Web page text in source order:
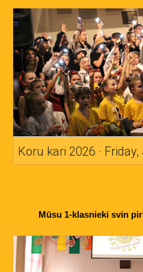
Koru kari 2026 ·
Mūsu 1-klasnieki svin